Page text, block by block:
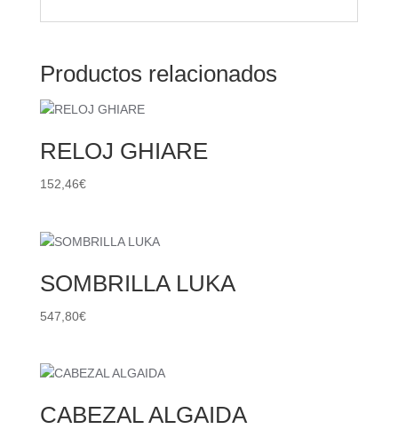
Productos relacionados
RELOJ GHIARE
152,46€
SOMBRILLA LUKA
547,80€
CABEZAL ALGAIDA